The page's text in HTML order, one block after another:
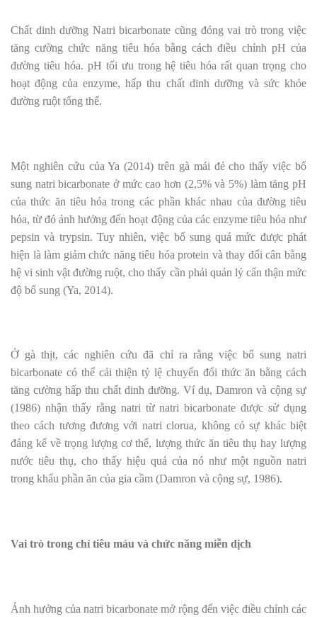
Chất dinh dưỡng Natri bicarbonate cũng đóng vai trò trong việc
tăng cường chức năng tiêu hóa bằng cách điều chỉnh pH của
đường tiêu hóa. pH tối ưu trong hệ tiêu hóa rất quan trọng cho
hoạt động của enzyme, hấp thu chất dinh dưỡng và sức khỏe
đường ruột tổng thể.
Một nghiên cứu của Ya (2014) trên gà mái đẻ cho thấy việc bổ
sung natri bicarbonate ở mức cao hơn (2,5% và 5%) làm tăng pH
của thức ăn tiêu hóa trong các phần khác nhau của đường tiêu
hóa, từ đó ảnh hưởng đến hoạt động của các enzyme tiêu hóa như
pepsin và trypsin. Tuy nhiên, việc bổ sung quá mức được phát
hiện là làm giảm chức năng tiêu hóa protein và thay đổi cân bằng
hệ vi sinh vật đường ruột, cho thấy cần phải quản lý cẩn thận mức
độ bổ sung (Ya, 2014).
Ở gà thịt, các nghiên cứu đã chỉ ra rằng việc bổ sung natri
bicarbonate có thể cải thiện tỷ lệ chuyển đổi thức ăn bằng cách
tăng cường hấp thu chất dinh dưỡng. Ví dụ, Damron và cộng sự
(1986) nhận thấy rằng natri từ natri bicarbonate được sử dụng
theo cách tương đương với natri clorua, không có sự khác biệt
đáng kể về trọng lượng cơ thể, lượng thức ăn tiêu thụ hay lượng
nước tiêu thụ, cho thấy hiệu quả của nó như một nguồn natri
trong khẩu phần ăn của gia cầm (Damron và cộng sự, 1986).
Vai trò trong chỉ tiêu máu và chức năng miễn dịch
Ảnh hưởng của natri bicarbonate mở rộng đến việc điều chỉnh các